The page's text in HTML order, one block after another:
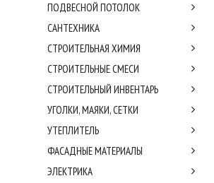
ПОДВЕСНОЙ ПОТОЛОК
САНТЕХНИКА
СТРОИТЕЛЬНАЯ ХИМИЯ
СТРОИТЕЛЬНЫЕ СМЕСИ
СТРОИТЕЛЬНЫЙ ИНВЕНТАРЬ
УГОЛКИ, МАЯКИ, СЕТКИ
УТЕПЛИТЕЛЬ
ФАСАДНЫЕ МАТЕРИАЛЫ
ЭЛЕКТРИКА